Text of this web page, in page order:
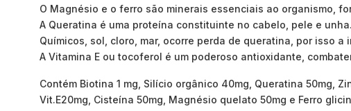
O Magnésio e o ferro são minerais essenciais ao organismo,
A Queratina é uma proteína constituinte no cabelo, pele e
Químicos, sol, cloro, mar, ocorre perda de queratina, por isso a
A Vitamina E ou tocoferol é um poderoso antioxidante,
Contém Biotina 1 mg, Silício orgânico 40mg, Queratina 50mg,
Vit.E20mg, Cisteína 50mg, Magnésio quelato 50mg e Ferro